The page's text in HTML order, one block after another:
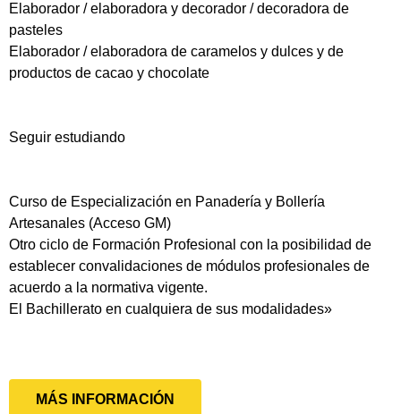
Elaborador / elaboradora y decorador / decoradora de
pasteles
Elaborador / elaboradora de caramelos y dulces y de
productos de cacao y chocolate
Seguir estudiando
Curso de Especialización en Panadería y Bollería
Artesanales (Acceso GM)
Otro ciclo de Formación Profesional con la posibilidad de
establecer convalidaciones de módulos profesionales de
acuerdo a la normativa vigente.
El Bachillerato en cualquiera de sus modalidades»
MÁS INFORMACIÓN